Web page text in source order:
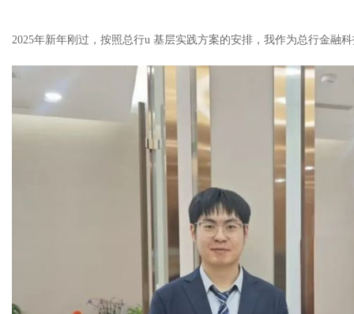
2025年新年刚过，按照总行u 基层实践方案的安排，我作为总行金融